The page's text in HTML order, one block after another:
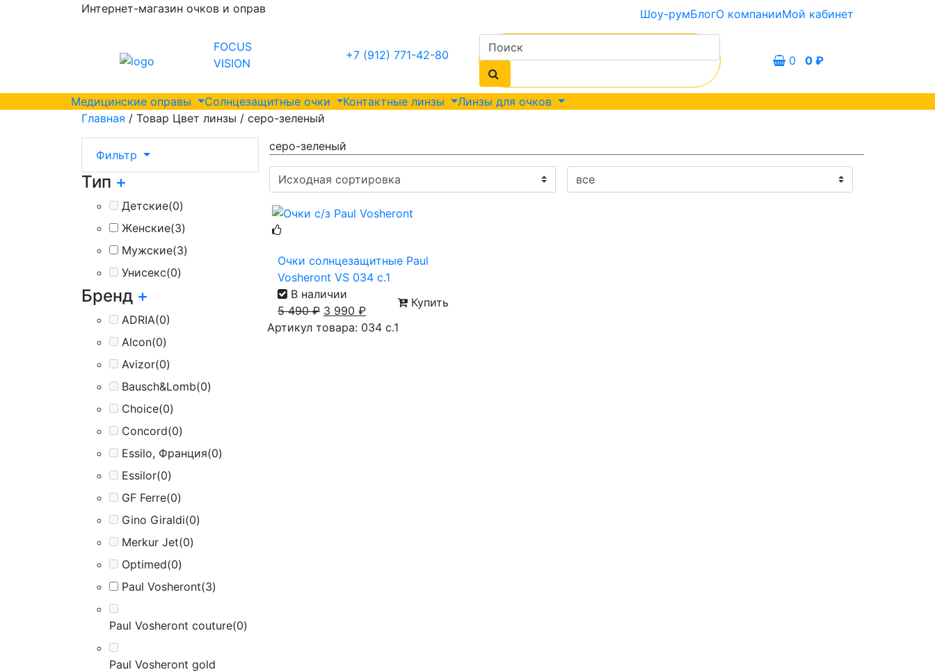
Интернет-магазин очков и оправ Шоу-румБлогО компанииМой кабинет
FOCUS
VISION
+7 (912) 771-42-80 0 0 ₽
Медицинские оправы Солнцезащитные очки Контактные линзы
Линзы для очков
Главная / Товар Цвет линзы / серо-зеленый
Фильтр
Тип +
Детские(0)
Женские(3)
Мужские(3)
Унисекс(0)
Бренд +
ADRIA(0)
Alcon(0)
Avizor(0)
Bausch&Lomb(0)
Choice(0)
Concord(0)
Essilo, Франция(0)
Essilor(0)
GF Ferre(0)
Gino Giraldi(0)
Merkur Jet(0)
Optimed(0)
Paul Vosheront(3)
Paul Vosheront couture(0)
Paul Vosheront gold
серо-зеленый
Очки солнцезащитные Paul
Vosheront VS 034 с.1
В наличии
5 490₽ 3 990 ₽
Купить
Артикул товара: 034 с.1